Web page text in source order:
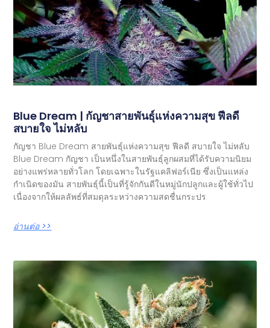
Blue Dream | กัญชาสายพันธุ์แห่งความสุข ฟีลดี
สบายใจ ไม่หลับ
กัญชา Blue Dream สายพันธุ์แห่งความสุข ฟีลดี สบายใจ ไม่หลับ
Blue Dream กัญชา เป็นหนึ่งในสายพันธุ์ลูกผสมที่ได้รับความนิยม
อย่างแพร่หลายทั่วโลก โดยเฉพาะในรัฐแคลิฟอร์เนีย ซึ่งเป็นแหล่ง
กำเนิดของมัน สายพันธุ์นี้เป็นที่รู้จักกันดีในหมู่นักปลูกและผู้ใช้ทั่วไป
เนื่องจากให้ผลลัพธ์ที่สมดุลระหว่างความสดชื่นกระปร
อ่านต่อ >>